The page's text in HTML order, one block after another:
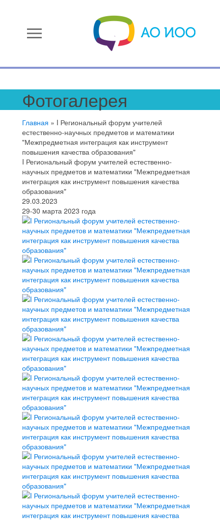
menu
Фотогалерея
Главная » I Региональный форум учителей
естественно-научных предметов и математики
"Межпредметная интеграция как инструмент
повышения качества образования"
I Региональный форум учителей естественно-
научных предметов и математики "Межпредметная
интеграция как инструмент повышения качества
образования"
29.03.2023
29-30 марта 2023 года